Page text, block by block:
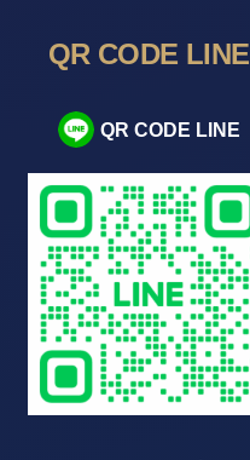
QR CODE LINE
QR CODE LINE